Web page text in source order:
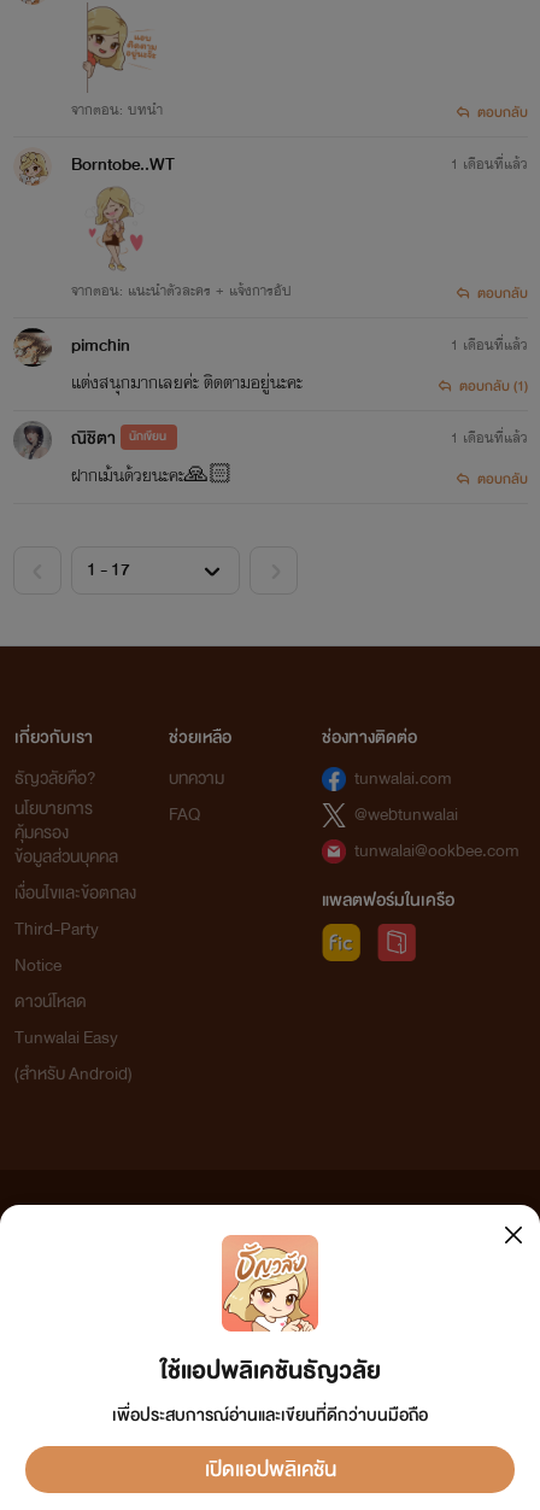
จากตอน: บทนำ ตอบกลับ
Borntobe..WT
จากตอน: แนะนำตัวละคร + แจ้งการอัป
1 เดือนที่แล้ว
ตอบกลับ
pimchin
แต่งสนุกมากเลยค่ะ ติดตามอยู่นะคะ
1 เดือนที่แล้ว
ตอบกลับ (1)
ณิชิตา นักเขียน
ฝากเม้นด้วยนะคะ🙏🏻
1 เดือนที่แล้ว
ตอบกลับ
ใช้แอปพลิเคชันธัญวลัย
เพื่อประสบการณ์อ่านและเขียนที่ดีกว่าบนมือถือ
เปิดแอปพลิเคชัน
เกี่ยวกับเรา
ธัญวลัยคือ?
นโยบายการ
คุ้มครอง
ข้อมูลส่วนบุคคล
เงื่อนไขและข้อตกลง
Third-Party
Notice
ดาวน์โหลด
Tunwalai Easy
(สำหรับ Android)
ช่วยเหลือ
บทความ
FAQ
ช่องทางติดต่อ
tunwalai.com
@webtunwalai
tunwalai@ookbee.com
แพลตฟอร์มในเครือ
เว็บไซต์แห่งนี้ไม่ได้เห็นด้วยและไม่ขอรับผิดชอบต่อข้อความใดๆ ทั้งสิ้น ดังนั้นผู้อ่านทุกท่านโปรดใช้
วิจารณญาณในการกลั่นกรองด้วยตนเอง และหากท่านพบข้อความใดๆ ที่ขัดต่อกฎหมายและศีลธรรม
เพื่อทีมงานจะได้ดำเนินการในทันที ทั้งนี้ ทางเว็บไซต์ขอสงวน
ลิขสิทธิ์ตามพระราชบัญญัติลิขสิทธิ์ (ฉบับเพิ่มเติม) พ.ศ.2558